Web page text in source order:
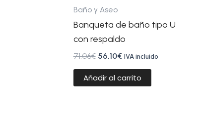
Baño y Aseo
Banqueta de baño tipo U
con respaldo
71,06€ 56,10€ IVA incluido
Añadir al carrito